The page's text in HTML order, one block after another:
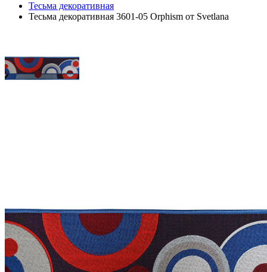
Тесьма декоративная
Тесьма декоративная 3601-05 Orphism от Svetlana